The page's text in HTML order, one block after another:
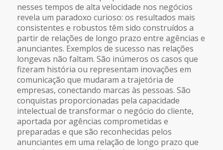
nesses tempos de alta velocidade nos negócios
revela um paradoxo curioso: os resultados mais
consistentes e robustos têm sido construídos a
partir de relações de longo prazo entre agências e
anunciantes. Exemplos de sucesso nas relações
longevas não faltam. São inúmeros os casos que
fizeram história ou representam inovações em
comunicação que mudaram a trajetória de
empresas, conectando marcas às pessoas. São
conquistas proporcionadas pela capacidade
intelectual de transformar o negócio do cliente,
aportada por agências comprometidas e
preparadas e que são reconhecidas pelos
anunciantes em uma relação de longo prazo que